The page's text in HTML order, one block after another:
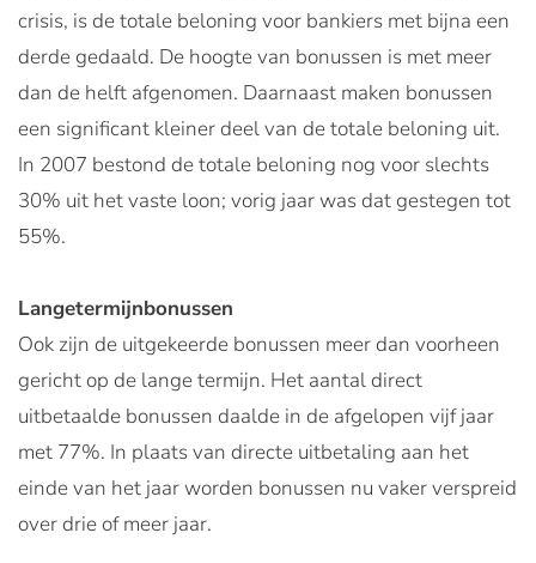
crisis, is de totale beloning voor bankiers met bijna een
derde gedaald. De hoogte van bonussen is met meer
dan de helft afgenomen. Daarnaast maken bonussen
een significant kleiner deel van de totale beloning uit.
In 2007 bestond de totale beloning nog voor slechts
30% uit het vaste loon; vorig jaar was dat gestegen tot
55%.
Langetermijnbonussen
Ook zijn de uitgekeerde bonussen meer dan voorheen
gericht op de lange termijn. Het aantal direct
uitbetaalde bonussen daalde in de afgelopen vijf jaar
met 77%. In plaats van directe uitbetaling aan het
einde van het jaar worden bonussen nu vaker verspreid
over drie of meer jaar.